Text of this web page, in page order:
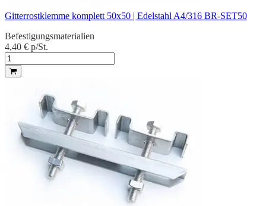
Gitterrostklemme komplett 50x50 | Edelstahl A4/316 BR-SET50
Befestigungsmaterialien
4,40 € p/St.